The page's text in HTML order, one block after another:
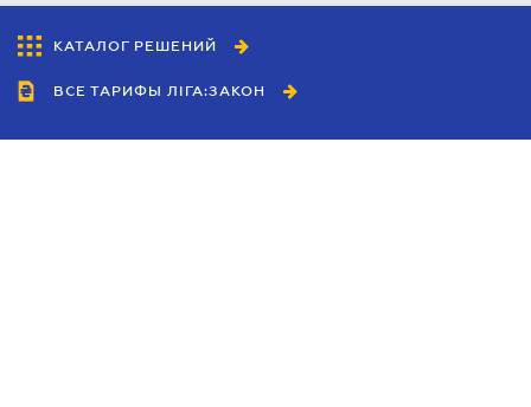
КАТАЛОГ РЕШЕНИЙ
ВСЕ ТАРИФЫ ЛІГА:ЗАКОН